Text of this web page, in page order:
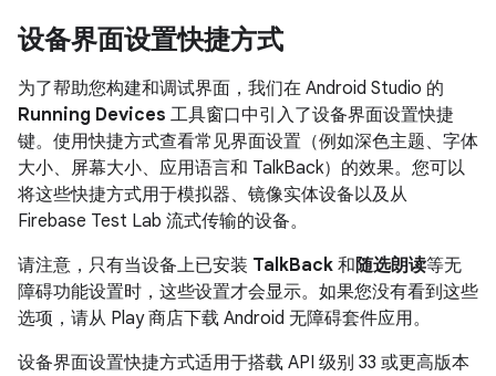
设备界面设置快捷方式
为了帮助您构建和调试界面，我们在 Android Studio 的
Running Devices 工具窗口中引入了设备界面设置快捷
键。使用快捷方式查看常见界面设置（例如深色主题、字体
大小、屏幕大小、应用语言和 TalkBack）的效果。您可以
将这些快捷方式用于模拟器、镜像实体设备以及从
Firebase Test Lab 流式传输的设备。
请注意，只有当设备上已安装 TalkBack 和随选朗读等无
障碍功能设置时，这些设置才会显示。如果您没有看到这些
选项，请从 Play 商店下载 Android 无障碍套件应用。
设备界面设置快捷方式适用于搭载 API 级别 33 或更高版本